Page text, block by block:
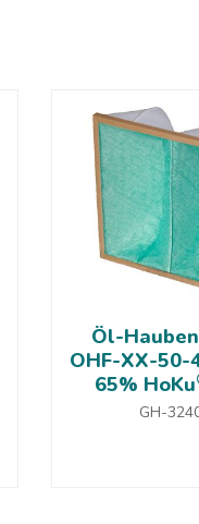
Öl-
OHF-XX-50-
65% HoKu
GH-